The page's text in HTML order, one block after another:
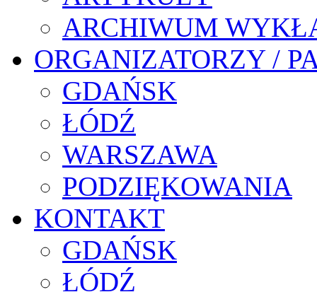
ARCHIWUM
ORGANIZATORZY /
GDAŃSK
ŁÓDŹ
WARSZAWA
PODZIĘKOWANIA
KONTAKT
GDAŃSK
ŁÓDŹ